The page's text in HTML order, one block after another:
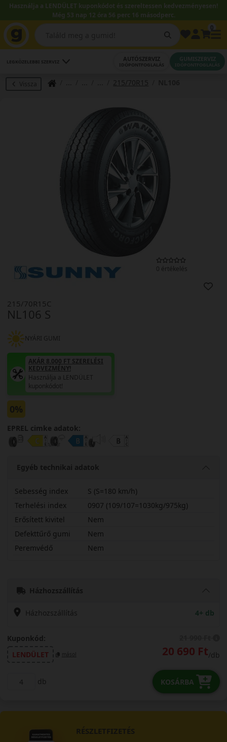
Használja a LENDÜLET kuponkódot és szereltessen kedvezményesen!
Még 53 nap 12 óra 56 perc 15 másodperc.
LEGKÖZELEBBI SZERVIZ AUTÓSZERVIZ
IDŐPONTFOGLALÁS
GUMISZERVIZ
IDŐPONTFOGLALÁS
Vissza 215/70R15
0 értékelés
NL106 S
215/70R15C
NYÁRI GUMI
AKÁR 8.000 FT SZERELÉSI
KEDVEZMÉNY!
Használja a LENDÜLET
kuponkódot!
0%
EPREL cimke adatok:
Egyéb technikai adatok
Sebesség index
S (S=180 km/h)
Terhelési index
0907 (109/107=1030kg/975kg)
Erősített kivitel
Nem
Defekttűrő gumi
Nem
Peremvédő
Nem
Házhozszállítás
Házhozszállítás 4+ db
Kuponkód:
LENDÜLET
másol 20 690 Ft/db
db KOSÁRBA
RÉSZLETFIZETÉS